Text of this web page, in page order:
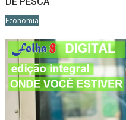
Economia